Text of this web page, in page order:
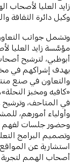
زايد العليا لأصحاب
وكيل دائرة الثقافة
وتشمل جوانب
مؤسَّسة زايد العليا
أبوظبي، لترشيح
بهدف إشراكهم في
والتعاون في صنع
«كافيه ومخبز
في المتاحف،
وأولياء أمورهم،
وحضور جلسات لفهم
وتصميم البرامج
استشارية عن
أصحاب الهمم لتجربة